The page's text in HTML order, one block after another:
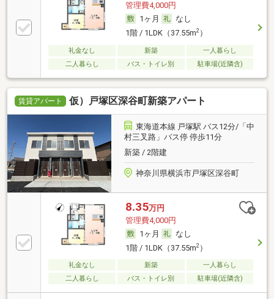
管理費4,000円
1ヶ月
なし
1階 / 1LDK（37.55m2）
礼金なし 新築
一人暮らし
二人暮らし
バス・トイレ別 駐車場(近隣含)
賃貸アパート 仮）戸塚区深谷町新築アパート
東海道本線 戸塚駅 バス12分/「中
村三叉路」バス停 停歩11分
新築 / 2階建
神奈川県横浜市戸塚区深谷町
8.35万円
管理費4,000円
1ヶ月
なし
1階 / 1LDK（37.55m2）
礼金なし 新築
一人暮らし
二人暮らし
バス・トイレ別 駐車場(近隣含)